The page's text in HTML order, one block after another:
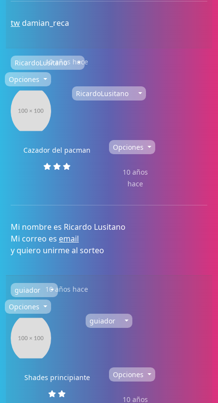
tw damian_reca
RicardoLusitano10 años hace
Opciones
RicardoLusitano
Cazador del pacman Opciones
10 años
hace
Mi nombre es Ricardo Lusitano
Mi correo es email
y quiero unirme al sorteo
guiador 10 años hace
Opciones
guiador
Shades principiante Opciones
10 años